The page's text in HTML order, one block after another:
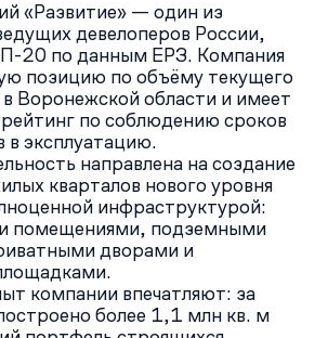
«Развитие» — один из
девелоперов России,
20 по данным ЕРЗ. Компания
позицию по объёму текущего
Воронежской области и имеет
по соблюдению сроков
в эксплуатацию.
направлена на создание
кварталов нового уровня
инфраструктурой:
помещениями, подземными
дворами и
компании впечатляют: за
более 1,1 млн кв. м